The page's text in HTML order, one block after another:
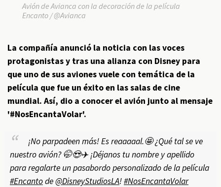
Avión de Avianca con la decoración de la película
Encanto / @Avianca
La compañía anunció la noticia con las voces
protagonistas y tras una alianza con Disney para
que uno de sus aviones vuele con temática de la
película que fue un éxito en las salas de cine
mundial. Así, dio a conocer el avión junto al mensaje
'#NosEncantaVolar'.
¡No parpadeen más! Es reaaaaal.🤩 ¿Qué tal se ve
nuestro avión? 🤭😍✈️ ¡Déjanos tu nombre y apellido
para regalarte un pasabordo personalizado de la película
#Encantode@DisneyStudiosLA!#NosEncantaVolar